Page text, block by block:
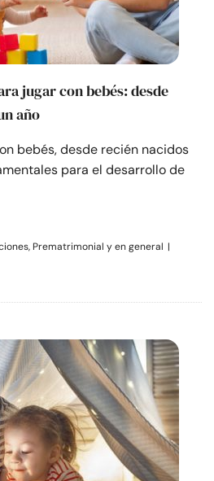
jugar con bebés: desde
año
bebés, desde recién nacidos
para el desarrollo de
Prematrimonial y en general |